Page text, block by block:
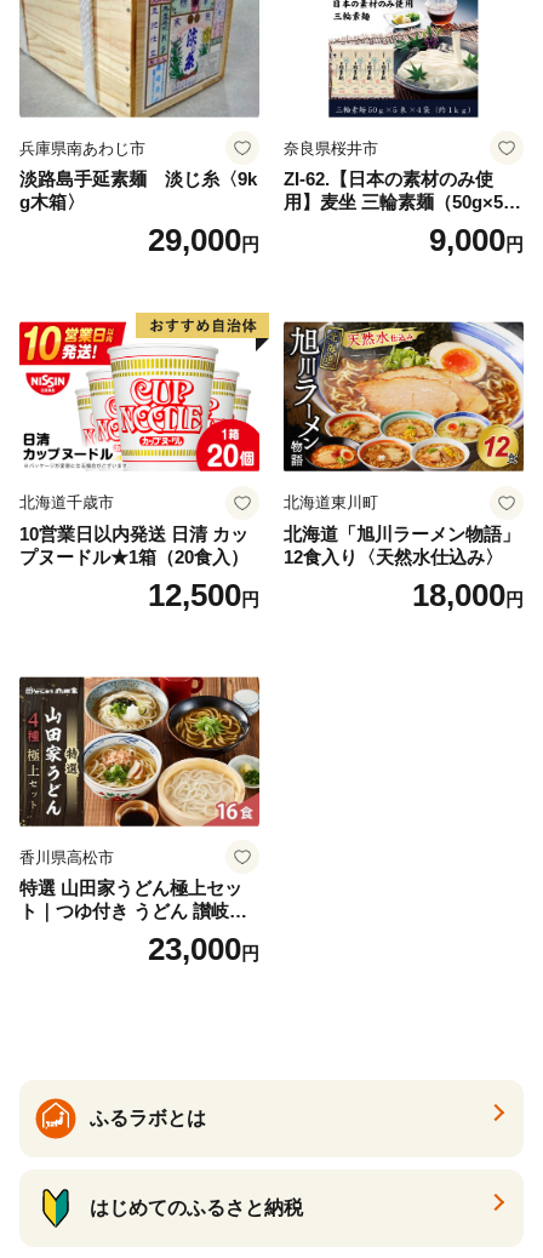
兵庫県南あわじ市
淡路島手延素麺 淡じ糸〈9k
g木箱〉
29,000円
奈良県桜井市
ZI-62.【日本の素材のみ使
用】麦坐 三輪素麺（50g×5束
9,000円
北海道千歳市
10営業日以内発送 日清 カッ
プヌードル★1箱（20食入）
12,500円
北海道東川町
北海道「旭川ラーメン物語」
12食入り〈天然水仕込み〉
18,000円
香川県高松市
特選 山田家うどん極上セッ
ト｜つゆ付き うどん 讃岐う
どん さぬきうどん 生麵 うど
んセット カレーうどん 生う
23,000円
ふるラボとは
はじめてのふるさと納税